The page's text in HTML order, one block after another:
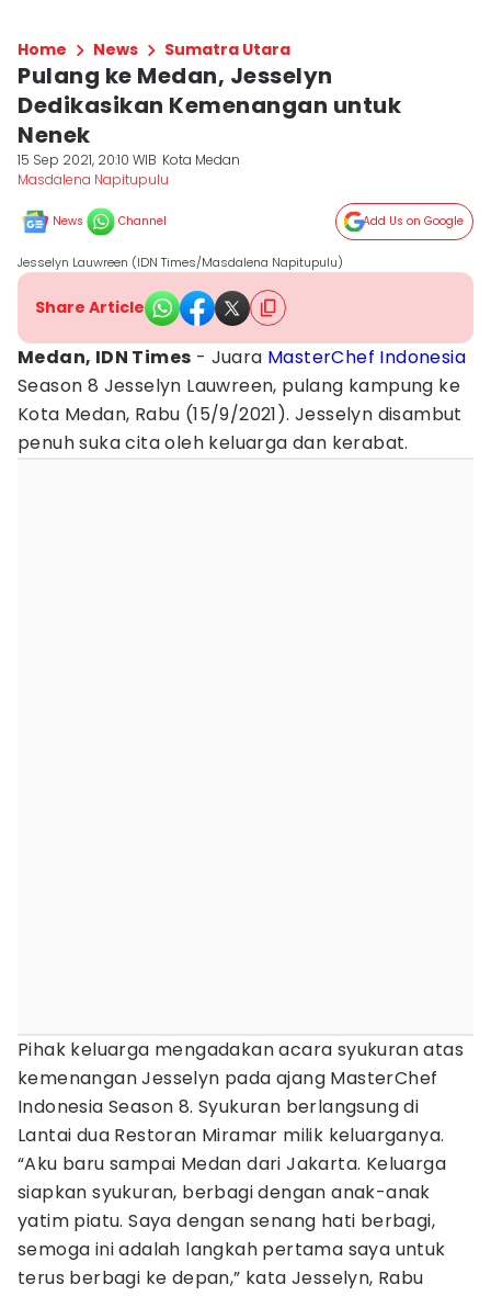
Home News Sumatra Utara
Pulang ke Medan, Jesselyn
Dedikasikan Kemenangan untuk
Nenek
15 Sep 2021, 20:10 WIB Kota Medan
Masdalena Napitupulu
News Channel Add Us on Google
Jesselyn Lauwreen (IDN Times/Masdalena Napitupulu)
Share Article
Medan, IDN Times - Juara MasterChef Indonesia
Season 8 Jesselyn Lauwreen, pulang kampung ke
Kota Medan, Rabu (15/9/2021). Jesselyn disambut
penuh suka cita oleh keluarga dan kerabat.
Pihak keluarga mengadakan acara syukuran atas
kemenangan Jesselyn pada ajang MasterChef
Indonesia Season 8. Syukuran berlangsung di
Lantai dua Restoran Miramar milik keluarganya.
“Aku baru sampai Medan dari Jakarta. Keluarga
siapkan syukuran, berbagi dengan anak-anak
yatim piatu. Saya dengan senang hati berbagi,
semoga ini adalah langkah pertama saya untuk
terus berbagi ke depan,” kata Jesselyn, Rabu